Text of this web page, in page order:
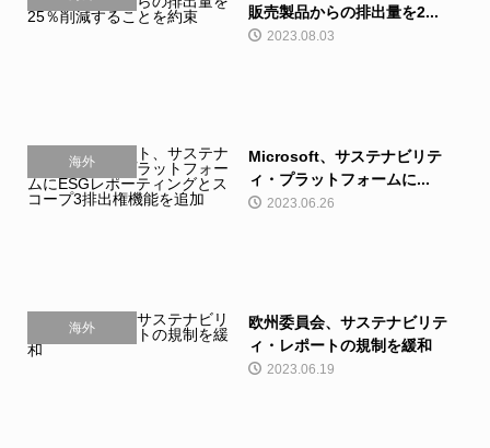
販売製品からの排出量を2...
2023.08.03
海外
Microsoft、サステナビリテ
ィ・プラットフォームに...
2023.06.26
海外
欧州委員会、サステナビリテ
ィ・レポートの規制を緩和
2023.06.19